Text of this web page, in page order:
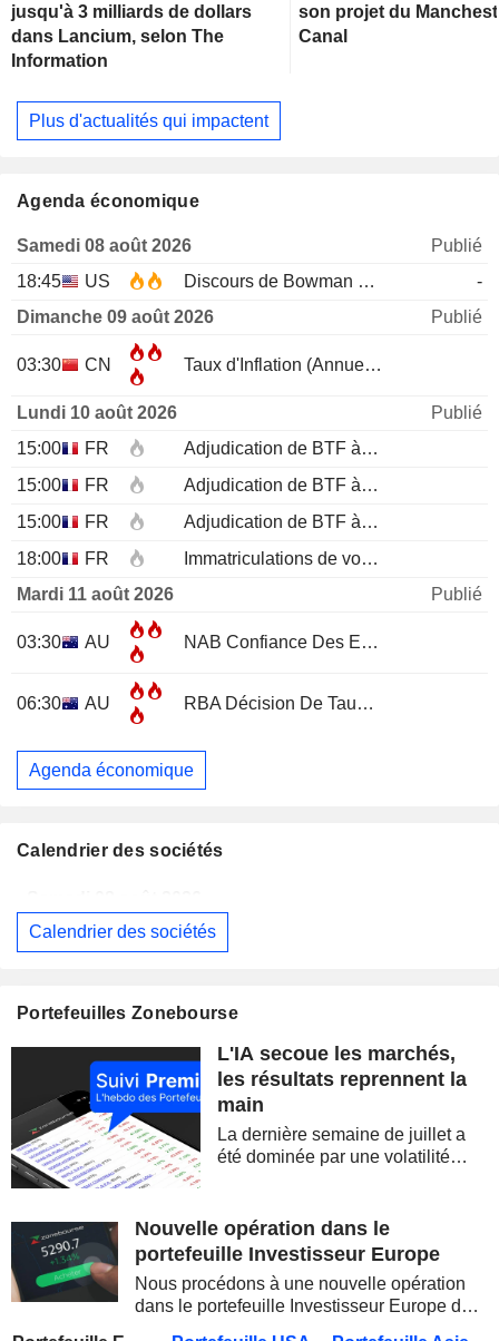
jusqu'à 3 milliards de dollars
dans Lancium, selon The
Information
son projet du
Canal
Plus d'actualités qui impactent
Agenda économique
Samedi 08 août 2026
Publié
18:45
US Discours de Bowman de la Fed
-
Dimanche 09 août 2026
Publié
03:30 CN Taux d'Inflation (Annuel)
Lundi 10 août 2026
Publié
15:00
FR
Adjudication de BTF à 12 mois
15:00
FR
Adjudication de BTF à 6 mois
15:00
FR
Adjudication de BTF à 3 mois
18:00
FR
Immatriculations de voitures neuves (annuelles)
Mardi 11 août 2026
Publié
03:30 AU NAB Confiance Des Entreprises
06:30 AU RBA Décision De Taux D'Intérêt
Agenda économique
Calendrier des sociétés
BERKSHIRE HATHAWAY INC.
Samedi 08 août 2026
WESTPAC BANKING CORPORATION Publication des résultats - Q3 2026 AS
BARRICK MINING CORPORATION
SIMON PROPERTY GROUP, INC. Publication des résultats - Q2 2026
FERGUSON ENTERPRISES INC.
ROCKET LAB CORPORATION Publication des résultats - Q2 2026
AMRIZE AG Publication des résultats - Q2 2026
Calendrier des sociétés
Portefeuilles Zonebourse
L'IA secoue les marchés,
les résultats reprennent la
main
La dernière semaine de juillet a
été dominée par une volatilité
semi-conducteurs. Les
inquiétudes sur la soutenabilité
Nouvelle opération dans le
portefeuille Investisseur Europe
Nous procédons à une nouvelle opération
dans le portefeuille Investisseur Europe de